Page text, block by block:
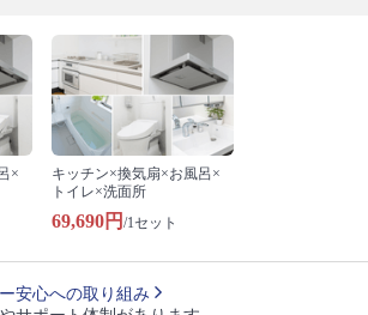
×
キッチン×換気扇×お風呂×
トイレ×洗面所
69,690円 /1セット
安心への取り組み